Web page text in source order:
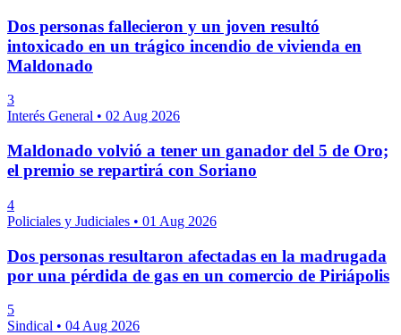
Dos personas fallecieron y un joven resultó
intoxicado en un trágico incendio de vivienda en
Maldonado
3
Interés General • 02 Aug 2026
Maldonado volvió a tener un ganador del 5 de Oro;
el premio se repartirá con Soriano
4
Policiales y Judiciales • 01 Aug 2026
Dos personas resultaron afectadas en la madrugada
por una pérdida de gas en un comercio de Piriápolis
5
Sindical • 04 Aug 2026